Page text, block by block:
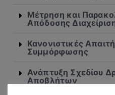
Μέτρηση και
Απόδοσης
Κανονιστικές
Συμμόρφωσης
Ανάπτυξη Σχεδίου
Αποβλήτων